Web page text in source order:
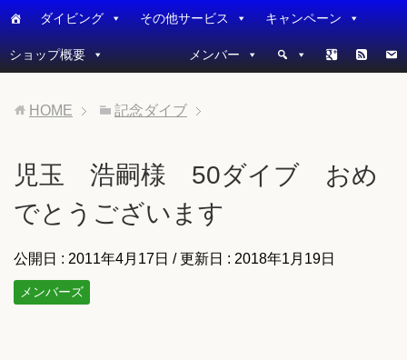
ダイビング その他サービス キャンペーン
ショップ概要 メンバー
HOME 記念ダイブ
児玉 浩嗣様 50ダイブ おめ
でとうございます
公開日 : 2011年4月17日 / 更新日 : 2018年1月19日
メンバーズ